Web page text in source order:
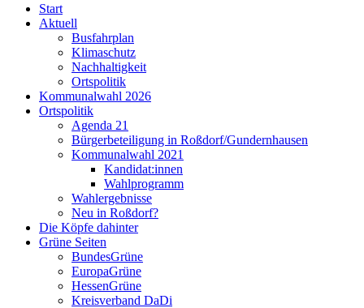
Start
Aktuell
Busfahrplan
Klimaschutz
Nachhaltigkeit
Ortspolitik
Kommunalwahl 2026
Ortspolitik
Agenda 21
Bürgerbeteiligung in Roßdorf/Gundernhausen
Kommunalwahl 2021
Kandidat:innen
Wahlprogramm
Wahlergebnisse
Neu in Roßdorf?
Die Köpfe dahinter
Grüne Seiten
BundesGrüne
EuropaGrüne
HessenGrüne
Kreisverband DaDi